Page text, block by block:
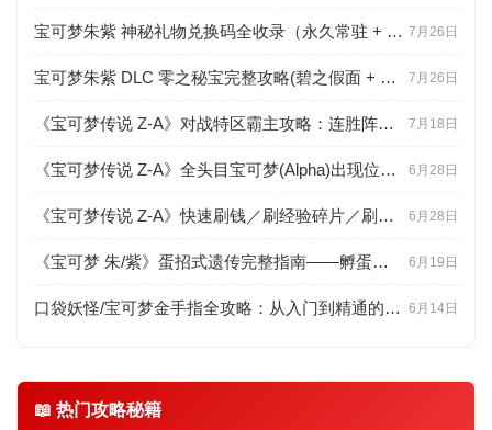
宝可梦朱紫 神秘礼物兑换码全收录（永久常驻 + 限时配信 + 联网直领教程） 7月26日
宝可梦朱紫 DLC 零之秘宝完整攻略(碧之假面 + 蓝之圆盘剧情、新宝可梦、BP 速刷) 7月26日
《宝可梦传说 Z-A》对战特区霸主攻略：连胜阵容推荐与联防思路详解 7月18日
《宝可梦传说 Z-A》全头目宝可梦(Alpha)出现位置与高效捕捉技巧 6月28日
《宝可梦传说 Z-A》快速刷钱／刷经验碎片／刷努力值(EV)高效路线 6月28日
《宝可梦 朱/紫》蛋招式遗传完整指南——孵蛋步数、连锁判定与百变怪用法 6月19日
口袋妖怪/宝可梦金手指全攻略：从入门到精通的工具百科 6月14日
📖 热门攻略秘籍